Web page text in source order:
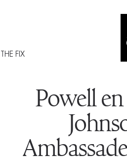
THE FIX
Powell